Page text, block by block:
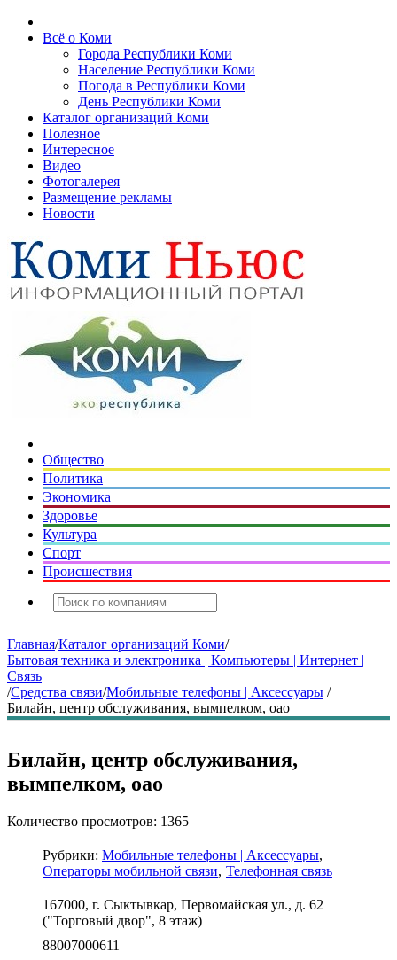
Всё о Коми
Города Республики Коми
Население Республики Коми
Погода в Республики Коми
День Республики Коми
Каталог организаций Коми
Полезное
Интересное
Видео
Фотогалерея
Размещение рекламы
Новости
Общество
Политика
Экономика
Здоровье
Культура
Спорт
Происшествия
Главная/Каталог организаций Коми/
Бытовая техника и электроника | Компьютеры | Интернет |
Связь
/Средства связи/Мобильные телефоны | Аксессуары /
Билайн, центр обслуживания, вымпелком, оао
Билайн, центр обслуживания,
вымпелком, оао
Количество просмотров: 1365
Рубрики: Мобильные телефоны | Аксессуары
Операторы мобильной связи Телефонная связь
167000, г. Сыктывкар, Первомайская ул., д. 62
("Торговый двор", 8 этаж)
88007000611